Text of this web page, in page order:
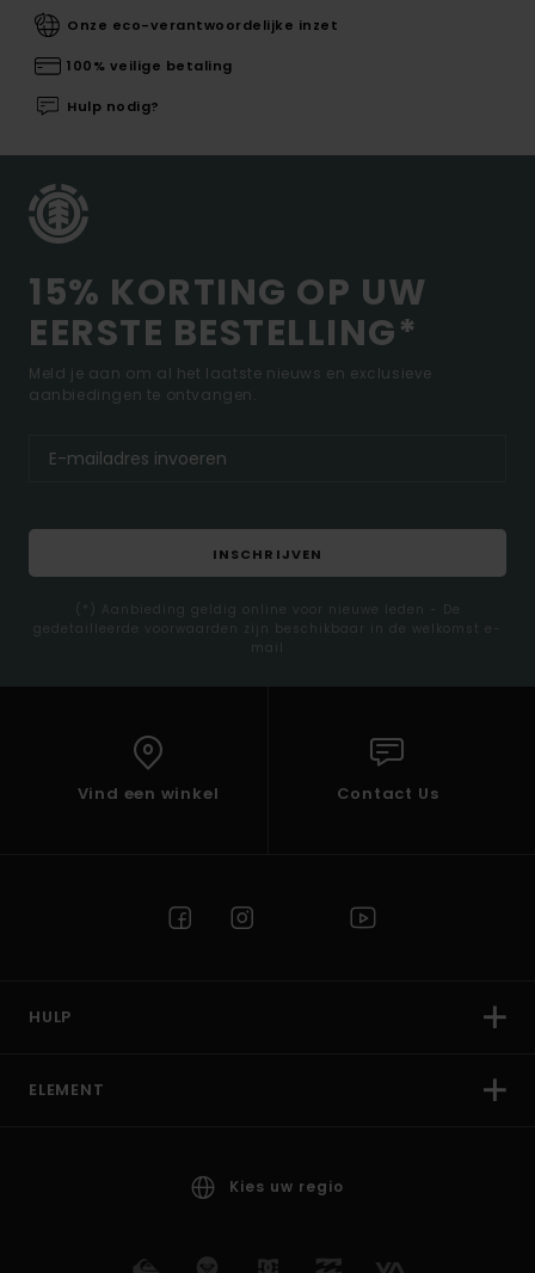
Onze eco-verantwoordelijke inzet
100% veilige betaling
Hulp nodig?
15% KORTING OP UW
EERSTE BESTELLING*
Meld je aan om al het laatste nieuws en exclusieve
aanbiedingen te ontvangen.
INSCHRIJVEN
(*) Aanbieding geldig online voor nieuwe leden - De
gedetailleerde voorwaarden zijn beschikbaar in de welkomst e-
mail
Vind een winkel Contact Us
HULP
ELEMENT
Kies uw regio